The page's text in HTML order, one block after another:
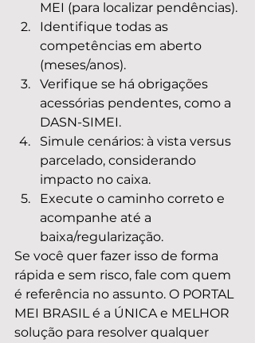
MEI (para localizar pendências).
Identifique todas as
competências em aberto
(meses/anos).
Verifique se há obrigações
acessórias pendentes, como a
DASN-SIMEI.
Simule cenários: à vista versus
parcelado, considerando
impacto no caixa.
Execute o caminho correto e
acompanhe até a
baixa/regularização.
Se você quer fazer isso de forma
rápida e sem risco, fale com quem
é referência no assunto. O PORTAL
MEI BRASIL é a ÚNICA e MELHOR
solução para resolver qualquer